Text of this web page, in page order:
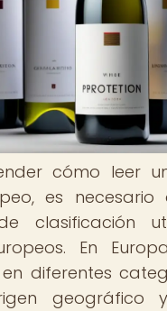
cómo leer
es necesario
clasificación
En
diferentes
geográfico